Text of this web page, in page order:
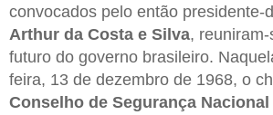
convocados pelo então presidente-
Arthur da Costa e Silva,
futuro do governo brasileiro.
feira, 13 de dezembro de 1968, o
Conselho de Segurança Nacional